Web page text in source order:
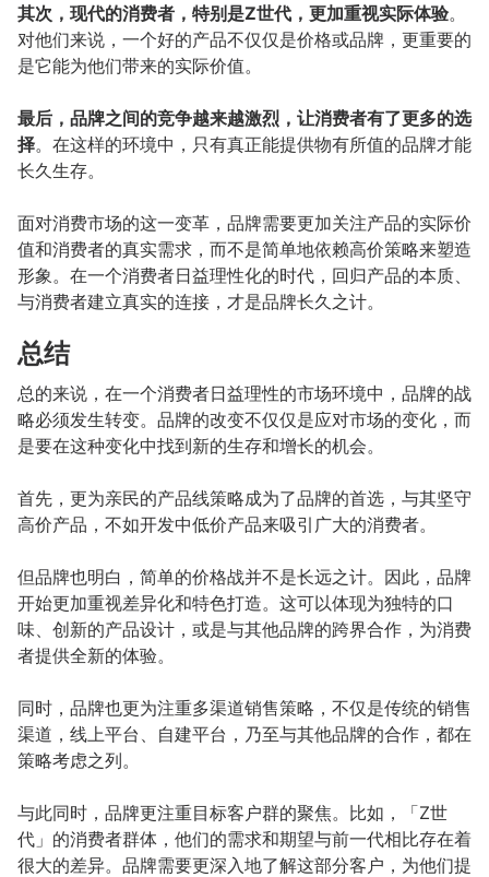
其次，现代的消费者，特别是Z世代，更加重视实际体验。
对他们来说，一个好的产品不仅仅是价格或品牌，更重要的
是它能为他们带来的实际价值。
最后，品牌之间的竞争越来越激烈，让消费者有了更多的选
择。在这样的环境中，只有真正能提供物有所值的品牌才能
长久生存。
面对消费市场的这一变革，品牌需要更加关注产品的实际价
值和消费者的真实需求，而不是简单地依赖高价策略来塑造
形象。在一个消费者日益理性化的时代，回归产品的本质、
与消费者建立真实的连接，才是品牌长久之计。
总结
总的来说，在一个消费者日益理性的市场环境中，品牌的战
略必须发生转变。品牌的改变不仅仅是应对市场的变化，而
是要在这种变化中找到新的生存和增长的机会。
首先，更为亲民的产品线策略成为了品牌的首选，与其坚守
高价产品，不如开发中低价产品来吸引广大的消费者。
但品牌也明白，简单的价格战并不是长远之计。因此，品牌
开始更加重视差异化和特色打造。这可以体现为独特的口
味、创新的产品设计，或是与其他品牌的跨界合作，为消费
者提供全新的体验。
同时，品牌也更为注重多渠道销售策略，不仅是传统的销售
渠道，线上平台、自建平台，乃至与其他品牌的合作，都在
策略考虑之列。
与此同时，品牌更注重目标客户群的聚焦。比如，「Z世
代」的消费者群体，他们的需求和期望与前一代相比存在着
很大的差异。品牌需要更深入地了解这部分客户，为他们提